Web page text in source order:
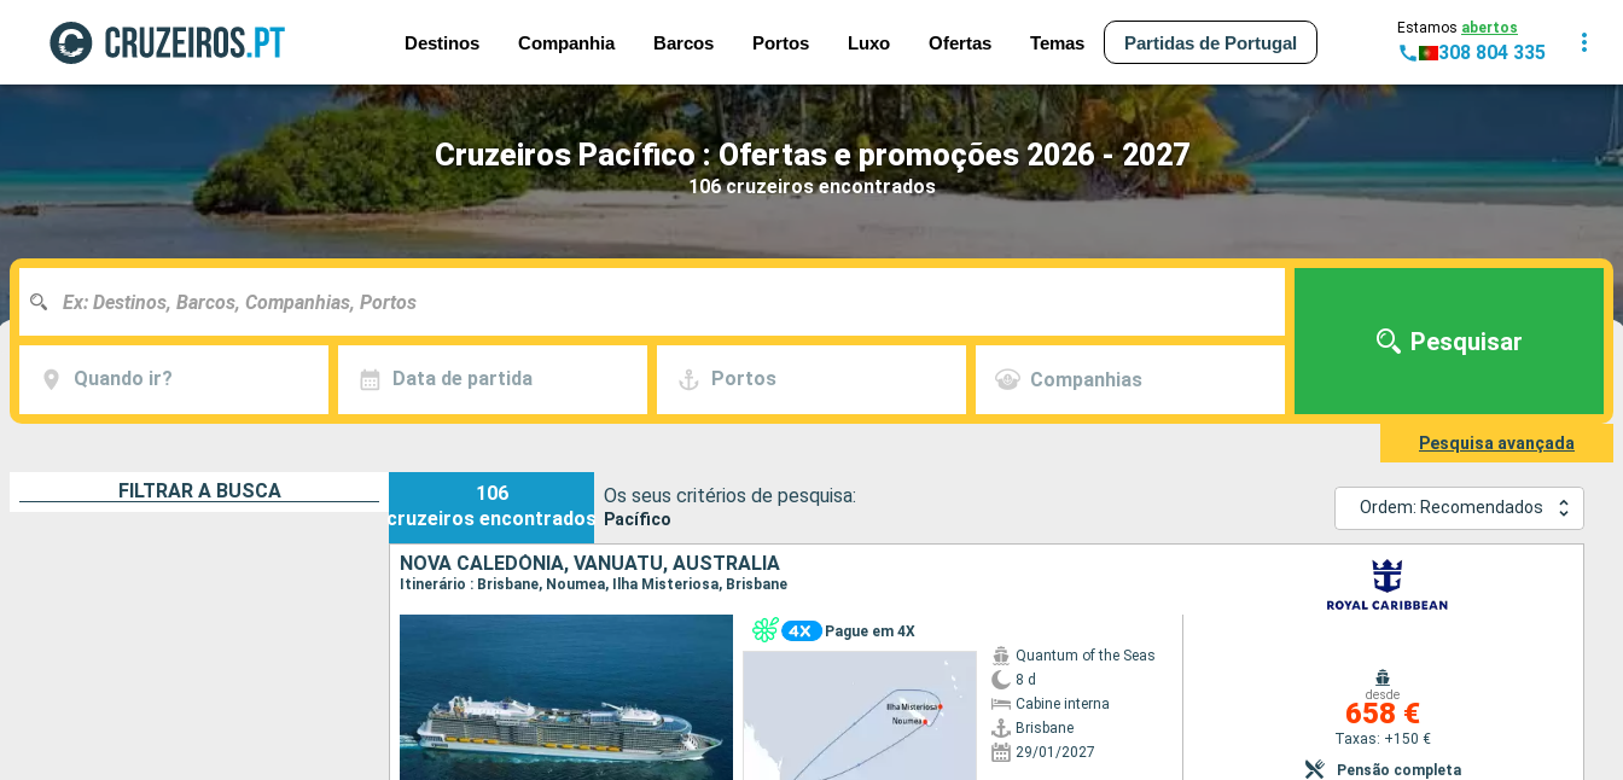
Destinos Companhia Barcos Portos Luxo Ofertas Temas Partidas de Portugal
Estamos abertos
308 804 335
Cruzeiros Pacífico : Ofertas e promoções 2026 - 2027
106 cruzeiros encontrados
Quando ir? Data de partida Portos Companhias
Pesquisar
Pesquisa avançada
FILTRAR A BUSCA
106
cruzeiros encontrados
Os seus critérios de pesquisa:
Pacífico
Ordem: Recomendados
NOVA CALEDÓNIA, VANUATU, AUSTRALIA
Itinerário : Brisbane, Noumea, Ilha Misteriosa, Brisbane
Pague em 4X
Quantum of the Seas
8 d
Cabine interna
Brisbane
29/01/2027
desde
658 €
Taxas: +150 €
Pensão completa